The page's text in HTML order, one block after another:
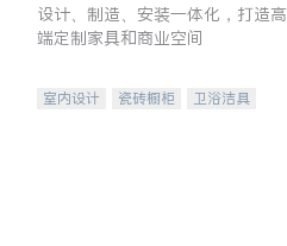
设计、制造、安装一体化，打造高
端定制家具和商业空间
室内设计 瓷砖橱柜
卫浴洁具